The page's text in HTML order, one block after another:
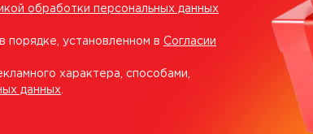
обработки персональных данных
порядке, установленном в Согласии
характера, способами,
данных